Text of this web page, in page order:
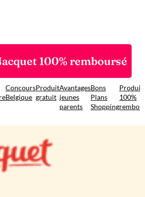
100% remboursé
Concours
Belgique
Produit
gratuit
Avantages
jeunes
parents
Bons
Plans
Shopping
Produit
100%